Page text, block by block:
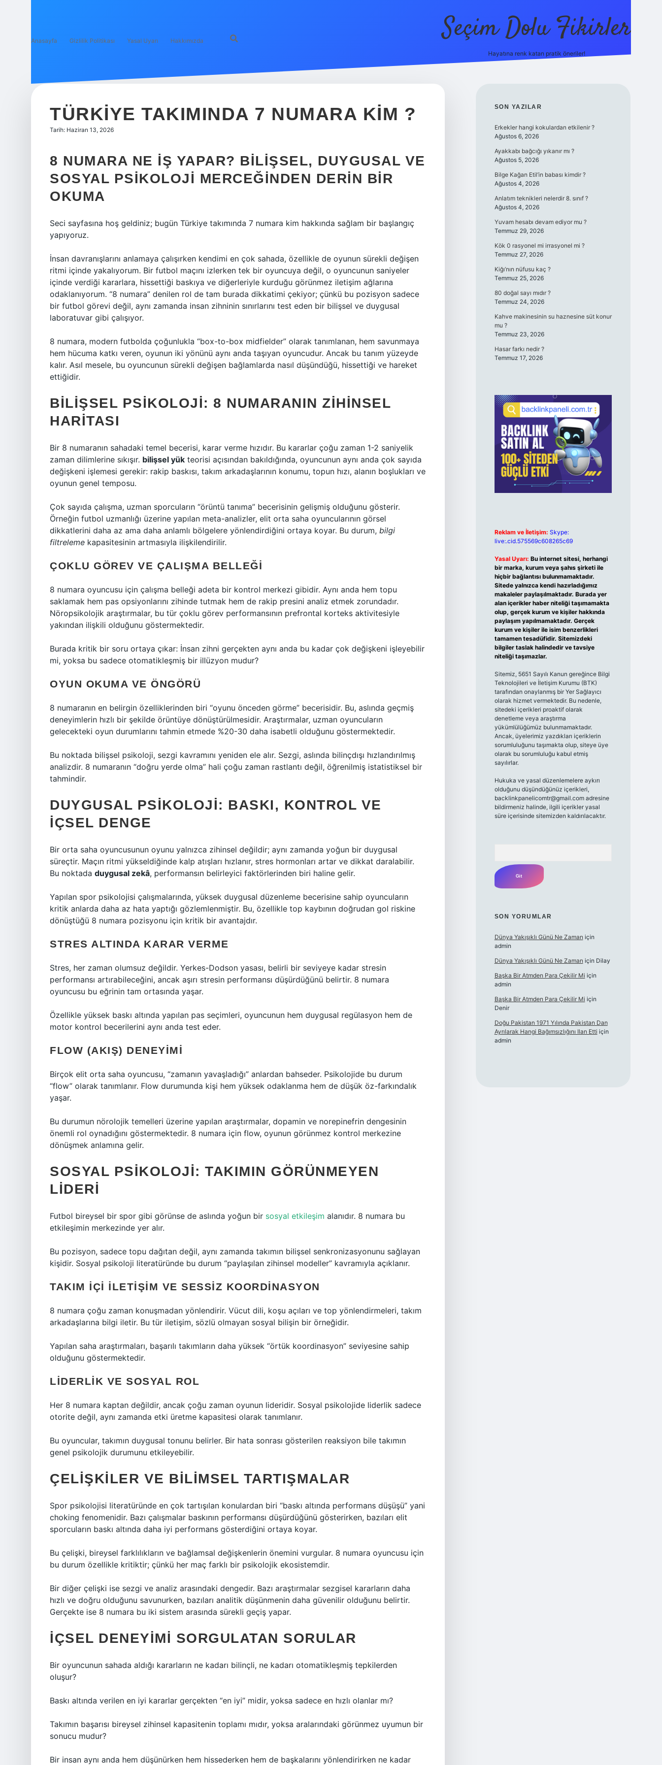
Anasayfa Gizlilik Politikası Yasal Uyarı Hakkımızda Seçim Dolu Fikirler
Hayatına renk katan pratik öneriler!
TÜRKIYE TAKIMINDA 7 NUMARA KIM ?
Tarih: Haziran 13, 2026
8 NUMARA NE İŞ YAPAR? BILIŞSEL, DUYGUSAL VE
SOSYAL PSIKOLOJI MERCEĞINDEN DERIN BIR
OKUMA
Seci sayfasına hoş geldiniz; bugün Türkiye takımında 7 numara kim hakkında sağlam bir başlangıç
yapıyoruz.
İnsan davranışlarını anlamaya çalışırken kendimi en çok sahada, özellikle de oyunun sürekli değişen
ritmi içinde yakalıyorum. Bir futbol maçını izlerken tek bir oyuncuya değil, o oyuncunun saniyeler
içinde verdiği kararlara, hissettiği baskıya ve diğerleriyle kurduğu görünmez iletişim ağlarına
odaklanıyorum. “8 numara” denilen rol de tam burada dikkatimi çekiyor; çünkü bu pozisyon sadece
bir futbol görevi değil, aynı zamanda insan zihninin sınırlarını test eden bir bilişsel ve duygusal
laboratuvar gibi çalışıyor.
8 numara, modern futbolda çoğunlukla “box-to-box midfielder” olarak tanımlanan, hem savunmaya
hem hücuma katkı veren, oyunun iki yönünü aynı anda taşıyan oyuncudur. Ancak bu tanım yüzeyde
kalır. Asıl mesele, bu oyuncunun sürekli değişen bağlamlarda nasıl düşündüğü, hissettiği ve hareket
ettiğidir.
BILIŞSEL PSIKOLOJI: 8 NUMARANIN ZIHINSEL
HARITASI
Bir 8 numaranın sahadaki temel becerisi, karar verme hızıdır. Bu kararlar çoğu zaman 1-2 saniyelik
zaman dilimlerine sıkışır. bilişsel yük teorisi açısından bakıldığında, oyuncunun aynı anda çok sayıda
değişkeni işlemesi gerekir: rakip baskısı, takım arkadaşlarının konumu, topun hızı, alanın boşlukları ve
oyunun genel temposu.
Çok sayıda çalışma, uzman sporcuların “örüntü tanıma” becerisinin gelişmiş olduğunu gösterir.
Örneğin futbol uzmanlığı üzerine yapılan meta-analizler, elit orta saha oyuncularının görsel
dikkatlerini daha az ama daha anlamlı bölgelere yönlendirdiğini ortaya koyar. Bu durum, bilgi
filtreleme kapasitesinin artmasıyla ilişkilendirilir.
ÇOKLU GÖREV VE ÇALIŞMA BELLEĞI
8 numara oyuncusu için çalışma belleği adeta bir kontrol merkezi gibidir. Aynı anda hem topu
saklamak hem pas opsiyonlarını zihinde tutmak hem de rakip presini analiz etmek zorundadır.
Nöropsikolojik araştırmalar, bu tür çoklu görev performansının prefrontal korteks aktivitesiyle
yakından ilişkili olduğunu göstermektedir.
Burada kritik bir soru ortaya çıkar: İnsan zihni gerçekten aynı anda bu kadar çok değişkeni işleyebilir
mi, yoksa bu sadece otomatikleşmiş bir illüzyon mudur?
OYUN OKUMA VE ÖNGÖRÜ
8 numaranın en belirgin özelliklerinden biri “oyunu önceden görme” becerisidir. Bu, aslında geçmiş
deneyimlerin hızlı bir şekilde örüntüye dönüştürülmesidir. Araştırmalar, uzman oyuncuların
gelecekteki oyun durumlarını tahmin etmede %20-30 daha isabetli olduğunu göstermektedir.
Bu noktada bilişsel psikoloji, sezgi kavramını yeniden ele alır. Sezgi, aslında bilinçdışı hızlandırılmış
analizdir. 8 numaranın “doğru yerde olma” hali çoğu zaman rastlantı değil, öğrenilmiş istatistiksel bir
tahmindir.
DUYGUSAL PSIKOLOJI: BASKI, KONTROL VE
İÇSEL DENGE
Bir orta saha oyuncusunun oyunu yalnızca zihinsel değildir; aynı zamanda yoğun bir duygusal
süreçtir. Maçın ritmi yükseldiğinde kalp atışları hızlanır, stres hormonları artar ve dikkat daralabilir.
Bu noktada duygusal zekâ, performansın belirleyici faktörlerinden biri haline gelir.
Yapılan spor psikolojisi çalışmalarında, yüksek duygusal düzenleme becerisine sahip oyuncuların
kritik anlarda daha az hata yaptığı gözlemlenmiştir. Bu, özellikle top kaybının doğrudan gol riskine
dönüştüğü 8 numara pozisyonu için kritik bir avantajdır.
STRES ALTINDA KARAR VERME
Stres, her zaman olumsuz değildir. Yerkes-Dodson yasası, belirli bir seviyeye kadar stresin
performansı artırabileceğini, ancak aşırı stresin performansı düşürdüğünü belirtir. 8 numara
oyuncusu bu eğrinin tam ortasında yaşar.
Özellikle yüksek baskı altında yapılan pas seçimleri, oyuncunun hem duygusal regülasyon hem de
motor kontrol becerilerini aynı anda test eder.
FLOW (AKIŞ) DENEYIMI
Birçok elit orta saha oyuncusu, “zamanın yavaşladığı” anlardan bahseder. Psikolojide bu durum
“flow” olarak tanımlanır. Flow durumunda kişi hem yüksek odaklanma hem de düşük öz-farkındalık
yaşar.
Bu durumun nörolojik temelleri üzerine yapılan araştırmalar, dopamin ve norepinefrin dengesinin
önemli rol oynadığını göstermektedir. 8 numara için flow, oyunun görünmez kontrol merkezine
dönüşmek anlamına gelir.
SOSYAL PSIKOLOJI: TAKIMIN GÖRÜNMEYEN
LIDERI
Futbol bireysel bir spor gibi görünse de aslında yoğun bir sosyal etkileşim alanıdır. 8 numara bu
etkileşimin merkezinde yer alır.
Bu pozisyon, sadece topu dağıtan değil, aynı zamanda takımın bilişsel senkronizasyonunu sağlayan
kişidir. Sosyal psikoloji literatüründe bu durum “paylaşılan zihinsel modeller” kavramıyla açıklanır.
TAKIM İÇI İLETIŞIM VE SESSIZ KOORDINASYON
8 numara çoğu zaman konuşmadan yönlendirir. Vücut dili, koşu açıları ve top yönlendirmeleri, takım
arkadaşlarına bilgi iletir. Bu tür iletişim, sözlü olmayan sosyal bilişin bir örneğidir.
Yapılan saha araştırmaları, başarılı takımların daha yüksek “örtük koordinasyon” seviyesine sahip
olduğunu göstermektedir.
LIDERLIK VE SOSYAL ROL
Her 8 numara kaptan değildir, ancak çoğu zaman oyunun lideridir. Sosyal psikolojide liderlik sadece
otorite değil, aynı zamanda etki üretme kapasitesi olarak tanımlanır.
Bu oyuncular, takımın duygusal tonunu belirler. Bir hata sonrası gösterilen reaksiyon bile takımın
genel psikolojik durumunu etkileyebilir.
ÇELIŞKILER VE BILIMSEL TARTIŞMALAR
Spor psikolojisi literatüründe en çok tartışılan konulardan biri “baskı altında performans düşüşü” yani
choking fenomenidir. Bazı çalışmalar baskının performansı düşürdüğünü gösterirken, bazıları elit
sporcuların baskı altında daha iyi performans gösterdiğini ortaya koyar.
Bu çelişki, bireysel farklılıkların ve bağlamsal değişkenlerin önemini vurgular. 8 numara oyuncusu için
bu durum özellikle kritiktir; çünkü her maç farklı bir psikolojik ekosistemdir.
Bir diğer çelişki ise sezgi ve analiz arasındaki dengedir. Bazı araştırmalar sezgisel kararların daha
hızlı ve doğru olduğunu savunurken, bazıları analitik düşünmenin daha güvenilir olduğunu belirtir.
Gerçekte ise 8 numara bu iki sistem arasında sürekli geçiş yapar.
İÇSEL DENEYIMI SORGULATAN SORULAR
Bir oyuncunun sahada aldığı kararların ne kadarı bilinçli, ne kadarı otomatikleşmiş tepkilerden
oluşur?
Baskı altında verilen en iyi kararlar gerçekten “en iyi” midir, yoksa sadece en hızlı olanlar mı?
Takımın başarısı bireysel zihinsel kapasitenin toplamı mıdır, yoksa aralarındaki görünmez uyumun bir
sonucu mudur?
Bir insan aynı anda hem düşünürken hem hissederken hem de başkalarını yönlendirirken ne kadar
SIDEBAR
SON YAZILAR
Erkekler hangi kokulardan etkilenir ?
Ağustos 6, 2026
Ayakkabı bağcığı yıkanır mı ?
Ağustos 5, 2026
Bilge Kağan Etil’in babası kimdir ?
Ağustos 4, 2026
Anlatım teknikleri nelerdir 8. sınıf ?
Ağustos 4, 2026
Yuvam hesabı devam ediyor mu ?
Temmuz 29, 2026
Kök 0 rasyonel mi irrasyonel mi ?
Temmuz 27, 2026
Kiğı’nın nüfusu kaç ?
Temmuz 25, 2026
80 doğal sayı mıdır ?
Temmuz 24, 2026
Kahve makinesinin su haznesine süt konur
mu ?
Temmuz 23, 2026
Hasar farkı nedir ?
Temmuz 17, 2026
Reklam ve İletişim: Skype:
live:.cid.575569c608265c69
Yasal Uyarı: Bu internet sitesi, herhangi
bir marka, kurum veya şahıs şirketi ile
hiçbir bağlantısı bulunmamaktadır.
Sitede yalnızca kendi hazırladığımız
makaleler paylaşılmaktadır. Burada yer
alan içerikler haber niteliği taşımamakta
olup, gerçek kurum ve kişiler hakkında
paylaşım yapılmamaktadır. Gerçek
kurum ve kişiler ile isim benzerlikleri
tamamen tesadüfidir. Sitemizdeki
bilgiler taslak halindedir ve tavsiye
niteliği taşımazlar.
Sitemiz, 5651 Sayılı Kanun gereğince Bilgi
Teknolojileri ve İletişim Kurumu (BTK)
tarafından onaylanmış bir Yer Sağlayıcı
olarak hizmet vermektedir. Bu nedenle,
sitedeki içerikleri proaktif olarak
denetleme veya araştırma
yükümlülüğümüz bulunmamaktadır.
Ancak, üyelerimiz yazdıkları içeriklerin
sorumluluğunu taşımakta olup, siteye üye
olarak bu sorumluluğu kabul etmiş
sayılırlar.
Hukuka ve yasal düzenlemelere aykırı
olduğunu düşündüğünüz içerikleri,
backlinkpanelicomtr@gmail.comadresine
bildirmeniz halinde, ilgili içerikler yasal
süre içerisinde sitemizden kaldırılacaktır.
SON YORUMLAR
Dünya Yakışıklı Günü Ne Zaman için
admin
Dünya Yakışıklı Günü Ne Zaman için Dilay
Başka Bir Atmden Para Çekilir Mi için
admin
Başka Bir Atmden Para Çekilir Mi için
Denir
Doğu Pakistan 1971 Yılında Pakistan Dan
Ayrılarak Hangi Bağımsızlığını Ilan Etti için
admin